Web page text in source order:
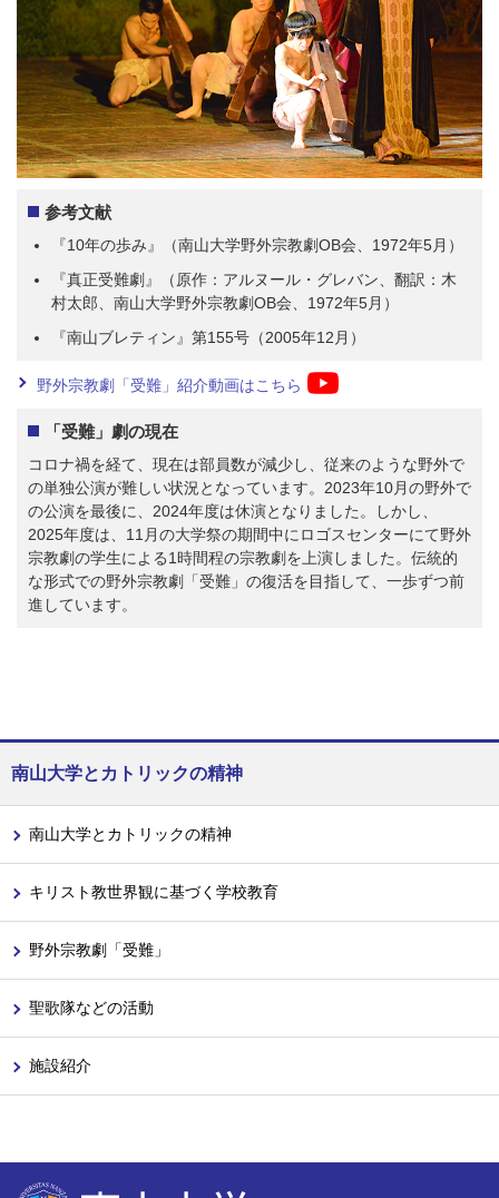
参考文献
『10年の歩み』（南山大学野外宗教劇OB会、1972年5月）
『真正受難劇』（原作：アルヌール・グレバン、翻訳：木
村太郎、南山大学野外宗教劇OB会、1972年5月）
『南山ブレティン』第155号（2005年12月）
野外宗教劇「受難」紹介動画はこちら
「受難」劇の現在
コロナ禍を経て、現在は部員数が減少し、従来のような野外で
の単独公演が難しい状況となっています。2023年10月の野外で
の公演を最後に、2024年度は休演となりました。しかし、
2025年度は、11月の大学祭の期間中にロゴスセンターにて野外
宗教劇の学生による1時間程の宗教劇を上演しました。伝統的
な形式での野外宗教劇「受難」の復活を目指して、一歩ずつ前
進しています。
南山大学とカトリックの精神
南山大学とカトリックの精神
キリスト教世界観に基づく学校教育
野外宗教劇「受難」
聖歌隊などの活動
施設紹介